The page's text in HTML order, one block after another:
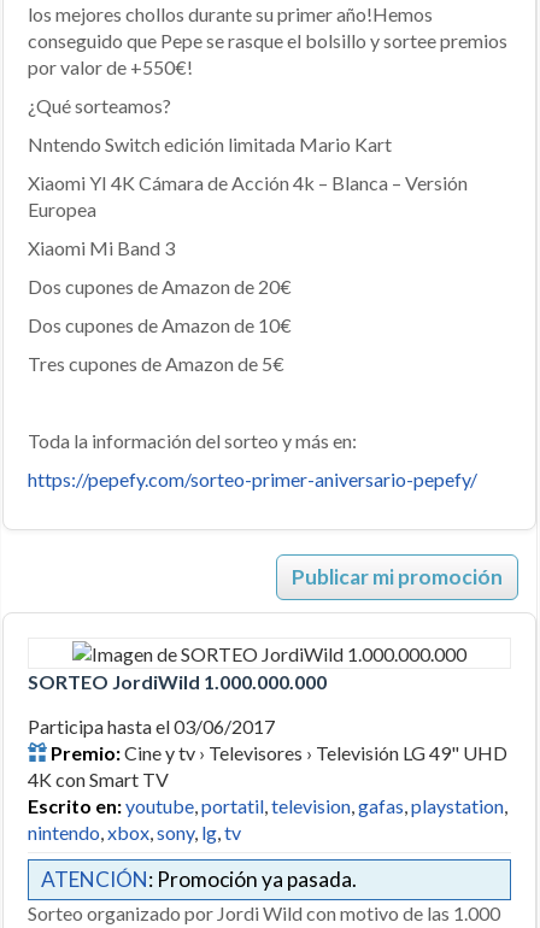
los mejores chollos durante su primer año!Hemos
conseguido que Pepe se rasque el bolsillo y sortee premios
por valor de +550€!
¿Qué sorteamos?
Nntendo Switch edición limitada Mario Kart
Xiaomi YI 4K Cámara de Acción 4k – Blanca – Versión
Europea
Xiaomi Mi Band 3
Dos cupones de Amazon de 20€
Dos cupones de Amazon de 10€
Tres cupones de Amazon de 5€
Toda la información del sorteo y más en:
https://pepefy.com/sorteo-primer-aniversario-pepefy/
Publicar mi promoción
SORTEO JordiWild 1.000.000.000
Participa hasta el 03/06/2017
Premio:Cine y tv › Televisores › Televisión LG 49" UHD
4K con Smart TV
Escrito en:youtube,portatil,television,gafas,playstation,
nintendo,xbox,sony, lg,tv
ATENCIÓN: Promoción ya pasada.
Sorteo organizado por Jordi Wild con motivo de las 1.000